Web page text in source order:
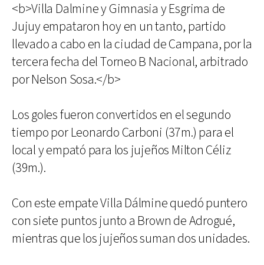
<b>Villa Dalmine y Gimnasia y Esgrima de
Jujuy empataron hoy en un tanto, partido
llevado a cabo en la ciudad de Campana, por la
tercera fecha del Torneo B Nacional, arbitrado
por Nelson Sosa.</b>
Los goles fueron convertidos en el segundo
tiempo por Leonardo Carboni (37m.) para el
local y empató para los jujeños Milton Céliz
(39m.).
Con este empate Villa Dálmine quedó puntero
con siete puntos junto a Brown de Adrogué,
mientras que los jujeños suman dos unidades.